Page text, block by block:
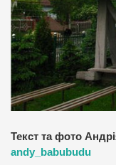
Текст та фото
andy_babubudu